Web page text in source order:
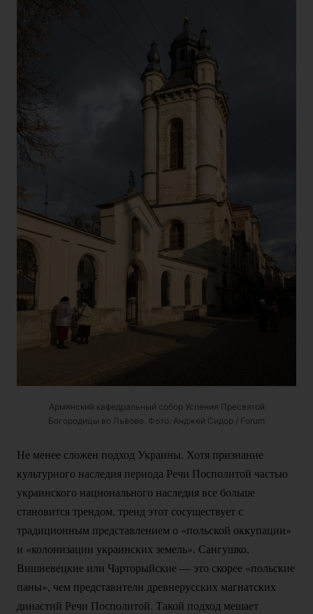
Армянский кафедральный собор Успения Пресвятой
Богородицы во Львове. Фото: Анджей Сидор / Forum
Не менее сложен подход Украины. Хотя признание
культурного наследия периода Речи Посполитой частью
украинского национального наследия все больше
становится трендом, тренд этот сосуществует с
традиционным представлением о «польской оккупации»
и «колонизации украинских земель». Сангушко,
Вишневецкие или Чарторыйские — это скорее «польские
паны», чем представители древнерусских магнатских
династий Речи Посполитой. Такой подход мешает